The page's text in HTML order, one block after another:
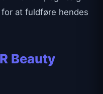
at fuldføre hendes
Beauty